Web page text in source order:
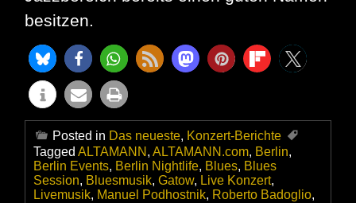
besitzen.
Posted in Das neueste, Konzert-Berichte
Tagged ALTAMANN , ALTAMANN.com, Berlin,
Berlin Events, Berlin Nightlife, Blues, Blues
Session, Bluesmusik, Gatow, Live Konzert,
Livemusik, Manuel Podhostnik, Roberto Badoglio,